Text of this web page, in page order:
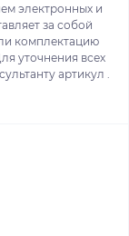
электронных и
за собой
комплектацию
уточнения всех
артикул .